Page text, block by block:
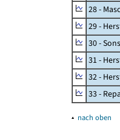
28 -
29 -
30 -
31 -
32 -
33 -
▴ nach oben